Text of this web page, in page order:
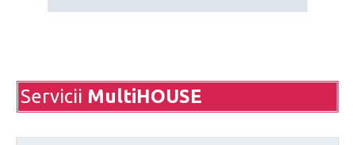
Servicii MultiHOUSE